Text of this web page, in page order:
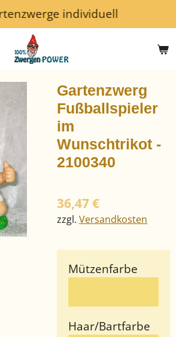
individuell
Gartenzwerg
Fußballspieler
im
Wunschtrikot -
2100340
36,47 €
zzgl. Versandkosten
Mützenfarbe
Haar/Bartfarbe